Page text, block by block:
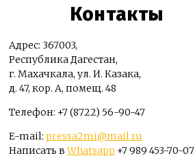
Контакты
Адрес: 367003,
Республика Дагестан,
г. Махачкала, ул. И. Казака,
д. 47, кор. А, помещ. 48
Телефон: +7 (8722) 56-90-47
E-mail: pressa2mi@mail.ru
Написать вWhatsapp +7 989 453-70-07